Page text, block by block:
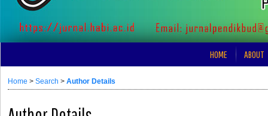
HOME ABOUT
Home > Search > Author Details